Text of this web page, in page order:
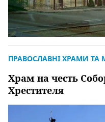
Храм на честь
Хрестителя
ПРАВОСЛАВНІ ХРАМИ ТА